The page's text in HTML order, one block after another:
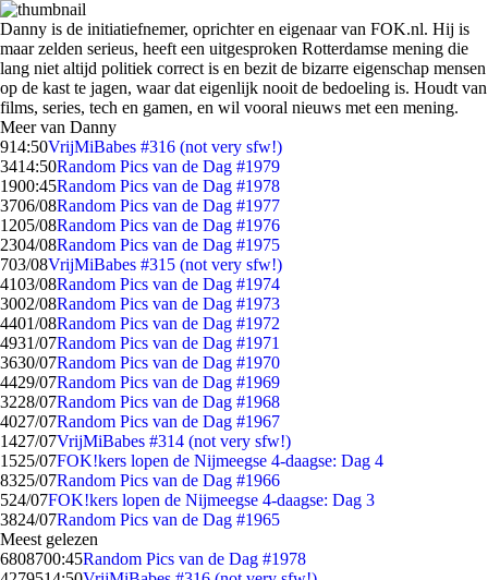
Danny is de initiatiefnemer, oprichter en eigenaar van FOK.nl. Hij is
maar zelden serieus, heeft een uitgesproken Rotterdamse mening die
lang niet altijd politiek correct is en bezit de bizarre eigenschap mensen
op de kast te jagen, waar dat eigenlijk nooit de bedoeling is. Houdt van
films, series, tech en gamen, en wil vooral nieuws met een mening.
Meer van Danny
914:50VrijMiBabes #316 (not very sfw!)
3414:50Random Pics van de Dag #1979
1900:45Random Pics van de Dag #1978
3706/08Random Pics van de Dag #1977
1205/08Random Pics van de Dag #1976
2304/08Random Pics van de Dag #1975
703/08VrijMiBabes #315 (not very sfw!)
4103/08Random Pics van de Dag #1974
3002/08Random Pics van de Dag #1973
4401/08Random Pics van de Dag #1972
4931/07Random Pics van de Dag #1971
3630/07Random Pics van de Dag #1970
4429/07Random Pics van de Dag #1969
3228/07Random Pics van de Dag #1968
4027/07Random Pics van de Dag #1967
1427/07VrijMiBabes #314 (not very sfw!)
1525/07FOK!kers lopen de Nijmeegse 4-daagse: Dag 4
8325/07Random Pics van de Dag #1966
524/07FOK!kers lopen de Nijmeegse 4-daagse: Dag 3
3824/07Random Pics van de Dag #1965
Meest gelezen
6808700:45Random Pics van de Dag #1978